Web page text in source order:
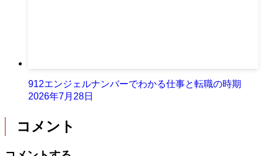
912エンジェルナンバーでわかる仕事と転職の時期
2026年7月28日
コメント